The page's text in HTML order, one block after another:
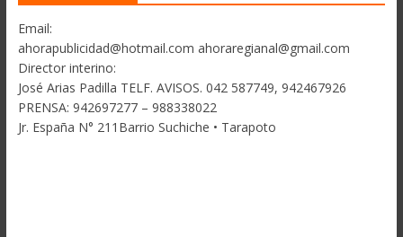
Email:
ahorapublicidad@hotmail.com ahoraregianal@gmail.com
Director interino:
José Arias Padilla TELF. AVISOS. 042 587749, 942467926
PRENSA: 942697277 – 988338022
Jr. España N° 211Barrio Suchiche • Tarapoto